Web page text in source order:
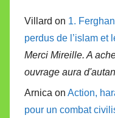
Villard on 1.
perdus de l’islam et
Merci Mireille. A
ouvrage aura
Arnica on Action,
pour un combat